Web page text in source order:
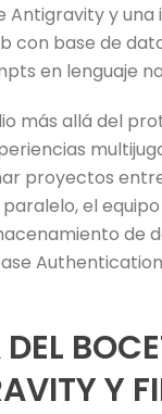
y
con base de
en lenguaje
más allá del
proyectos
el
de
Y